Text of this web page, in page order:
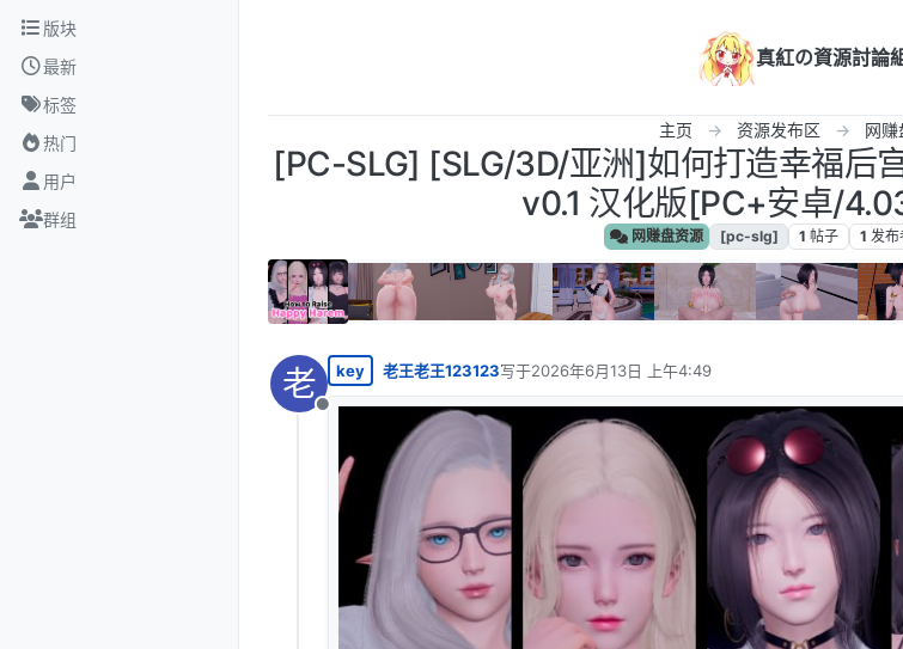
跳转至内容
版块
最新
标签
热门
用户
群组
真紅の資源討論
主页 资源发布区 网
[PC-SLG] [SLG/3D/亚洲]如何打造幸福后
v0.1 汉化版[PC+安卓/
网赚盘资源 [pc-slg] 1 帖子 1 发布
老
离线
key 老王老王123123写于2026年6月13日 上午4:49
最后由 编辑